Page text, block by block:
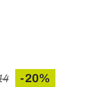
-20%